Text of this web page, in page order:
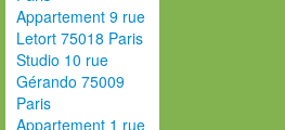
Appartement 9 rue
Letort 75018 Paris
Studio 10 rue
Gérando 75009
Paris
Appartement 1 rue